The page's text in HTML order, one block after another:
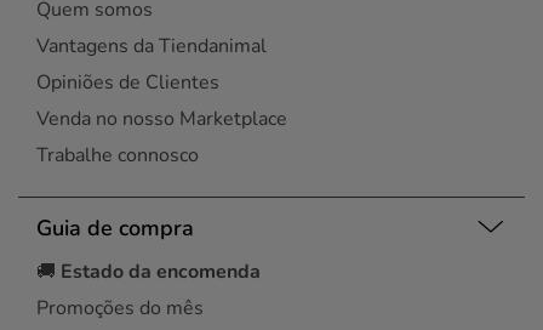
Quem somos
Vantagens da Tiendanimal
Opiniões de Clientes
Venda no nosso Marketplace
Trabalhe connosco
Guia de compra
🚚 Estado da encomenda
Promoções do mês